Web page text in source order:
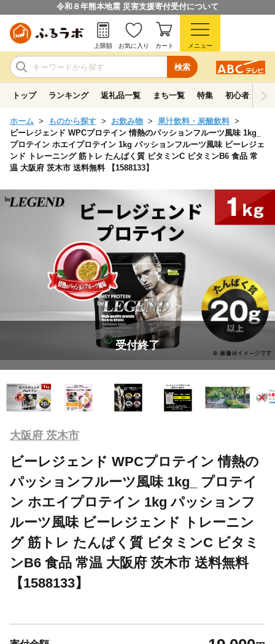
令和８年熊本地震 災害支援寄付受付について
検索
上限額 お気に入り カート メニュー
トップ ランキング 返礼品一覧 まち一覧 特集 初心者ガイド
ホーム ものから探す お飲み物
果汁飲料・炭酸飲料
ビーレジェンド WPCプロテイン 情熱のパッションフルーツ風味 1kg_
プロテイン ホエイプロテイン 1kg パッションフルーツ風味 ビーレジェ
ンド トレーニング 筋トレ たんぱく質 ビタミンC ビタミンB6 食品 常
温 大阪府 茨木市 送料無料 【1588133】
受付終了
大阪府 茨木市
ビーレジェンド WPCプロテイン 情熱の
パッションフルーツ風味 1kg_ プロテイ
ン ホエイプロテイン 1kg パッションフ
ルーツ風味 ビーレジェンド トレーニン
グ 筋トレ たんぱく質 ビタミンC ビタミ
ンB6 食品 常温 大阪府 茨木市 送料無料
【1588133】